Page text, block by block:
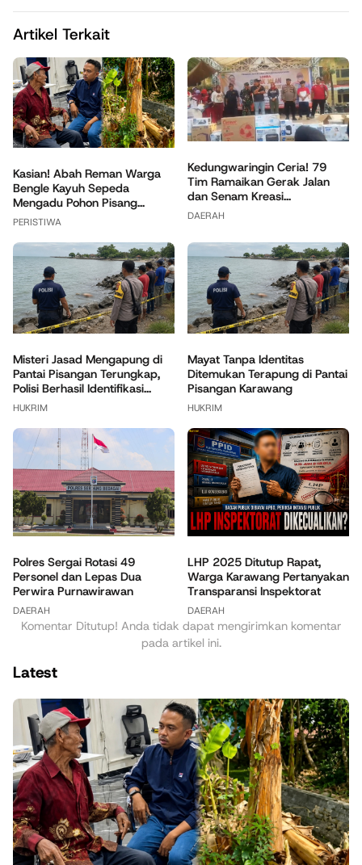
Artikel Terkait
Kasian! Abah Reman Warga
Bengle Kayuh Sepeda
Mengadu Pohon Pisang...
PERISTIWA
Kedungwaringin Ceria! 79
Tim Ramaikan Gerak Jalan
dan Senam Kreasi...
DAERAH
Misteri Jasad Mengapung di
Pantai Pisangan Terungkap,
Polisi Berhasil Identifikasi...
HUKRIM
Mayat Tanpa Identitas
Ditemukan Terapung di Pantai
Pisangan Karawang
HUKRIM
Polres Sergai Rotasi 49
Personel dan Lepas Dua
Perwira Purnawirawan
DAERAH
LHP 2025 Ditutup Rapat,
Warga Karawang Pertanyakan
Transparansi Inspektorat
DAERAH
Komentar Ditutup! Anda tidak dapat mengirimkan komentar
pada artikel ini.
Latest